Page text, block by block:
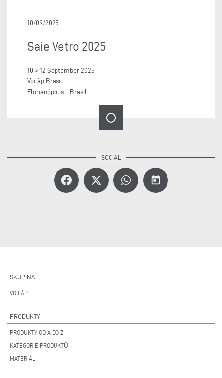
10/09/2025
Saie Vetro 2025
10 > 12 September 2025
Voilàp Brasil
Florianópolis - Brasil
info_outline
today
SKUPINA
VOILÀP
PRODUKTY
PRODUKTY OD A DO Z
KATEGORIE PRODUKTŮ
MATERIÁL